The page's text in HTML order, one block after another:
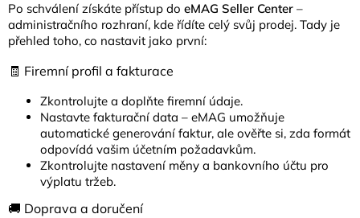
Po schválení získáte přístup do eMAG Seller Center –
administračního rozhraní, kde řídíte celý svůj prodej. Tady je
přehled toho, co nastavit jako první:
🧾 Firemní profil a fakturace
Zkontrolujte a doplňte firemní údaje.
Nastavte fakturační data – eMAG umožňuje
automatické generování faktur, ale ověřte si, zda formát
odpovídá vašim účetním požadavkům.
Zkontrolujte nastavení měny a bankovního účtu pro
výplatu tržeb.
🚚 Doprava a doručení